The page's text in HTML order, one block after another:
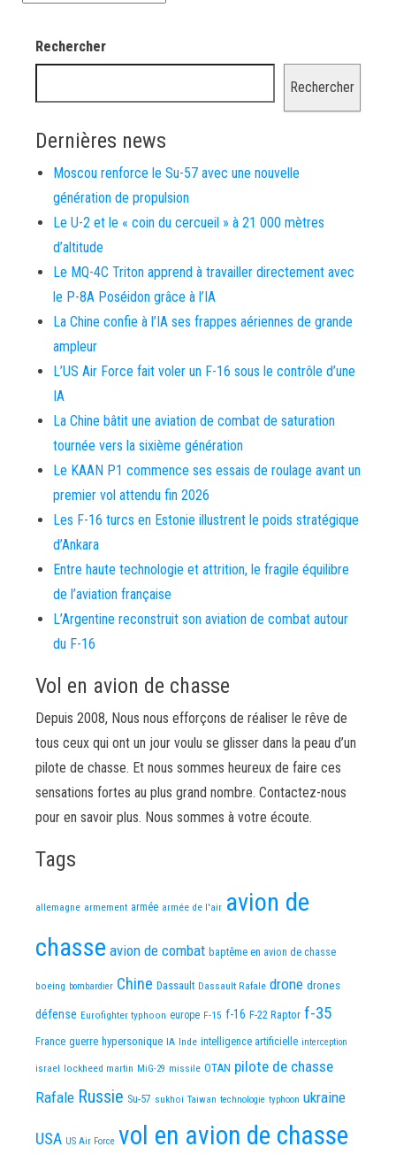
Rechercher
Rechercher
Dernières news
Moscou renforce le Su-57 avec une nouvelle
génération de propulsion
Le U-2 et le « coin du cercueil » à 21 000 mètres
d’altitude
Le MQ-4C Triton apprend à travailler directement avec
le P-8A Poséidon grâce à l’IA
La Chine confie à l’IA ses frappes aériennes de grande
ampleur
L’US Air Force fait voler un F-16 sous le contrôle d’une
IA
La Chine bâtit une aviation de combat de saturation
tournée vers la sixième génération
Le KAAN P1 commence ses essais de roulage avant un
premier vol attendu fin 2026
Les F-16 turcs en Estonie illustrent le poids stratégique
d’Ankara
Entre haute technologie et attrition, le fragile équilibre
de l’aviation française
L’Argentine reconstruit son aviation de combat autour
du F-16
Vol en avion de chasse
Depuis 2008, Nous nous efforçons de réaliser le rêve de
tous ceux qui ont un jour voulu se glisser dans la peau d’un
pilote de chasse. Et nous sommes heureux de faire ces
sensations fortes au plus grand nombre. Contactez-nous
pour en savoir plus. Nous sommes à votre écoute.
Tags
allemagne armement armée armée de l'air avion de
chasse avion de combat baptême en avion de chasse
boeing bombardier Chine Dassault Dassault Rafale drone drones
défense Eurofighter typhoon europe F-15 f-16 F-22 Raptor f-35
France guerre hypersonique IA Inde intelligence artificielle interception
israel lockheed martin MiG-29 missile OTAN pilote de chasse
Rafale Russie Su-57 sukhoi Taiwan technologie typhoon ukraine
USA US Air Force vol en avion de chasse